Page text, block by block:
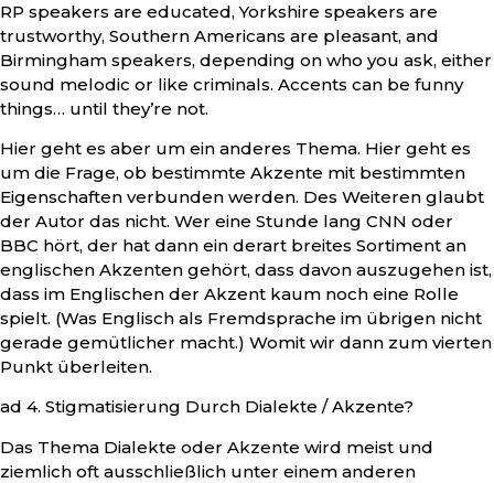
RP speakers are educated, Yorkshire speakers are
trustworthy, Southern Americans are pleasant, and
Birmingham speakers, depending on who you ask, either
sound melodic or like criminals. Accents can be funny
things… until they’re not.
Hier geht es aber um ein anderes Thema. Hier geht es
um die Frage, ob bestimmte Akzente mit bestimmten
Eigenschaften verbunden werden. Des Weiteren glaubt
der Autor das nicht. Wer eine Stunde lang CNN oder
BBC hört, der hat dann ein derart breites Sortiment an
englischen Akzenten gehört, dass davon auszugehen ist,
dass im Englischen der Akzent kaum noch eine Rolle
spielt. (Was Englisch als Fremdsprache im übrigen nicht
gerade gemütlicher macht.) Womit wir dann zum vierten
Punkt überleiten.
ad 4. Stigmatisierung Durch Dialekte / Akzente?
Das Thema Dialekte oder Akzente wird meist und
ziemlich oft ausschließlich unter einem anderen